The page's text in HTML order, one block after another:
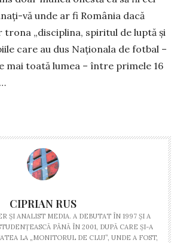
vă unde ar fi România dacă
„disciplina, spiritul de luptă și
care au dus Naționala de fotbal –
mai toată lumea – între primele 16
CIPRIAN RUS
ŞI ANALIST MEDIA. A DEBUTAT ÎN 1997 ŞI A
PÂNĂ ÎN 2001, DUPĂ CARE ŞI-A
LA „MONITORUL DE CLUJ”, UNDE A FOST,